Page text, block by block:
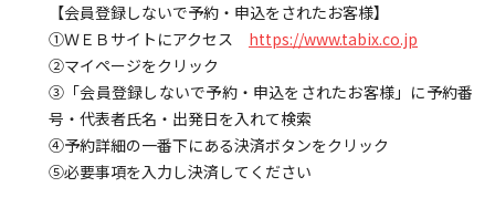
【会員登録しないで予約・申込をされたお客様】
①ＷＥＢサイトにアクセス https://www.tabix.co.jp
②マイページをクリック
③「会員登録しないで予約・申込をされたお客様」に予約番
号・代表者氏名・出発日を入れて検索
④予約詳細の一番下にある決済ボタンをクリック
⑤必要事項を入力し決済してください